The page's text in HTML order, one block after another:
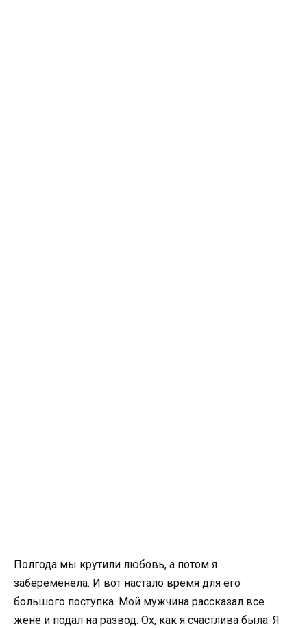
Полгода мы крутили любовь, а потом я
забеременела. И вот настало время для его
большого поступка. Мой мужчина рассказал все
жене и подал на развод. Ох, как я счастлива была. Я